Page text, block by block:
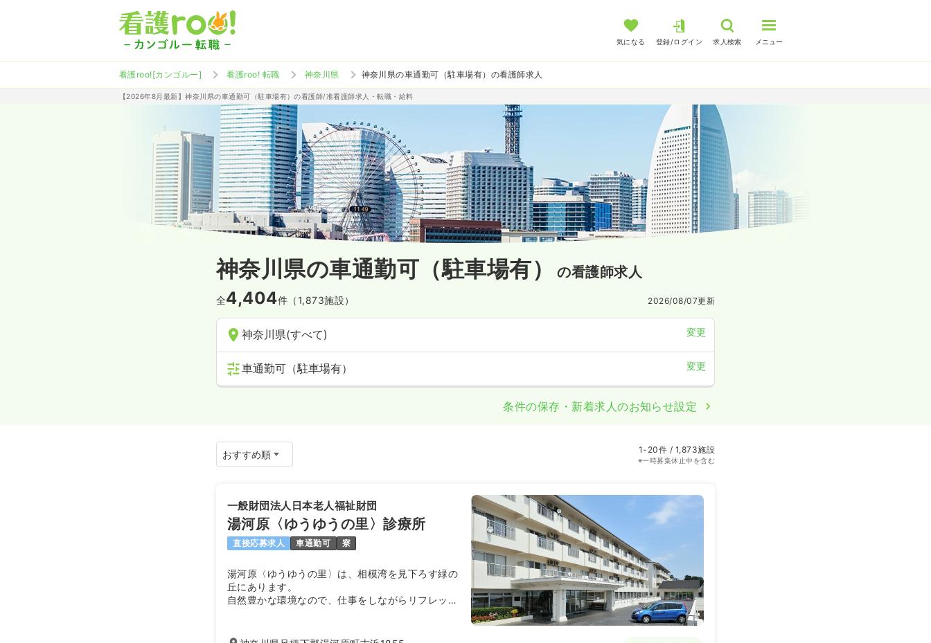
気になる 登録/ログイン 求人検索 メニュー
看護roo![カンゴルー] 看護roo! 転職 神奈川県 神奈川県の車通勤可（駐車場有）の看護師求人
【2026年8月最新】神奈川県の車通勤可（駐車場有）の看護師/准看護師求人・転職・給料
神奈川県の車通勤可（駐車場有） の看護師求人
全4,404件（1,873施設） 2026/08/07更新
神奈川県(すべて) 変更
車通勤可（駐車場有） 変更
条件の保存・新着求人のお知らせ設定
1-20件 / 1,873施設
※一時募集休止中を含む
一般財団法人日本老人福祉財団
湯河原〈ゆうゆうの里〉診療所
直接応募求人 車通勤可 寮
湯河原〈ゆうゆうの里〉は、相模湾を見下ろす緑の
丘にあります。
自然豊かな環境なので、仕事をしながらリフレッシ
まずは施設見学からでも大歓迎です。お気軽にご応